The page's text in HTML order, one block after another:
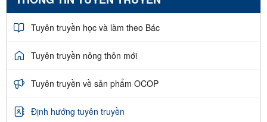
Tuyên truyền học và làm theo Bác
Tuyên truyền nông thôn mới
Tuyên truyền về sản phẩm OCOP
Định hướng tuyên truyền